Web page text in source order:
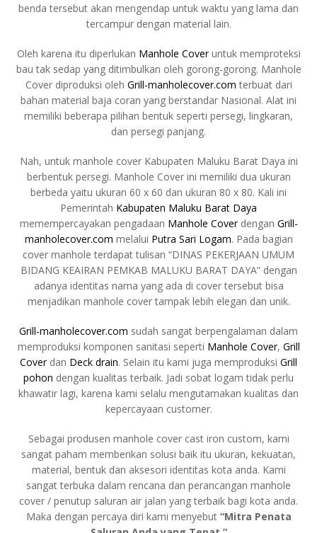
benda tersebut akan mengendap untuk waktu yang lama dan
tercampur dengan material lain.
Oleh karena itu diperlukan Manhole Coveruntuk memproteksi
bau tak sedap yang ditimbulkan oleh gorong-gorong. Manhole
Cover diproduksi oleh Grill-manholecover.com terbuat dari
bahan material baja coran yang berstandar Nasional. Alat ini
memiliki beberapa pilihan bentuk seperti persegi, lingkaran,
dan persegi panjang.
Nah, untuk manhole cover Kabupaten Maluku Barat Daya ini
berbentuk persegi. Manhole Cover ini memiliki dua ukuran
berbeda yaitu ukuran 60 x 60 dan ukuran 80 x 80. Kali ini
Pemerintah Kabupaten Maluku Barat Daya
memempercayakan pengadaan Manhole Coverdengan Grill-
manholecover.com melalui Putra Sari Logam. Pada bagian
cover manhole terdapat tulisan “DINAS PEKERJAAN UMUM
BIDANG KEAIRAN PEMKAB MALUKU BARAT DAYA” dengan
adanya identitas nama yang ada di cover tersebut bisa
menjadikan manhole cover tampak lebih elegan dan unik.
Grill-manholecover.com sudah sangat berpengalaman dalam
memproduksi komponen sanitasi seperti Manhole Cover, Grill
Coverdan Deck drain. Selain itu kami juga memproduksi Grill
pohon dengan kualitas terbaik. Jadi sobat logam tidak perlu
khawatir lagi, karena kami selalu mengutamakan kualitas dan
kepercayaan customer.
Sebagai produsen manhole cover cast iron custom, kami
sangat paham memberikan solusi baik itu ukuran, kekuatan,
material, bentuk dan aksesori identitas kota anda. Kami
sangat terbuka dalam rencana dan perancangan manhole
cover / penutup saluran air jalan yang terbaik bagi kota anda.
Maka dengan percaya diri kami menyebut “Mitra Penata